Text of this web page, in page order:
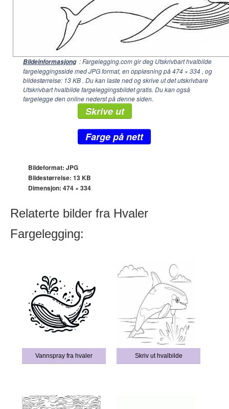
Bildeinformasjong : Fargelegging.com gir deg Utskrivbart hvalbilde
fargeleggingsside med JPG format, en oppløsning på474 × 334 , og
bildestørrelse: 13 KB . Du kan laste ned og skrive ut det utskrivbare
Utskrivbart hvalbilde fargeleggingsbildet gratis. Du kan også
fargelegge den online nederst på denne siden.
Skrive ut
Farge på nett
Bildeformat: JPG
Bildestørrelse: 13 KB
Dimensjon: 474 × 334
Relaterte bilder fra Hvaler
Fargelegging:
Vannspray fra hvaler Skriv ut hvalbilde